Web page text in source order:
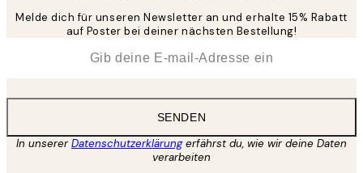
Melde dich für unseren Newsletter an und erhalte 15% Rabatt
auf Poster bei deiner nächsten Bestellung!
SENDEN
In unsererDatenschutzerklärungerfährst du, wie wir deine Daten
verarbeiten